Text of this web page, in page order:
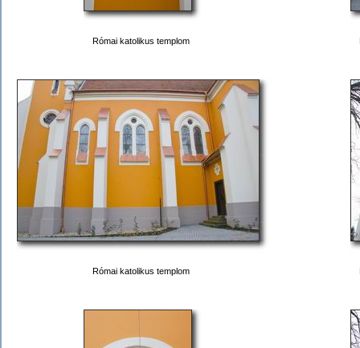
Római katolikus templom
Római katolikus templom